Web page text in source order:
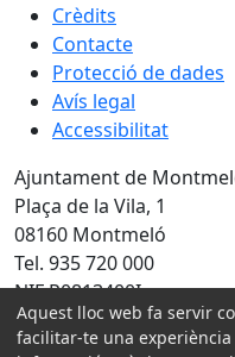
Crèdits
Contacte
Protecció de dades
Avís legal
Accessibilitat
Ajuntament de
Plaça de la Vila, 1
08160 Montmeló
Tel. 935 720 000
NIF P0813400I
Amb la col·laboració de:
Aquest lloc web fa servir
facilitar-te una